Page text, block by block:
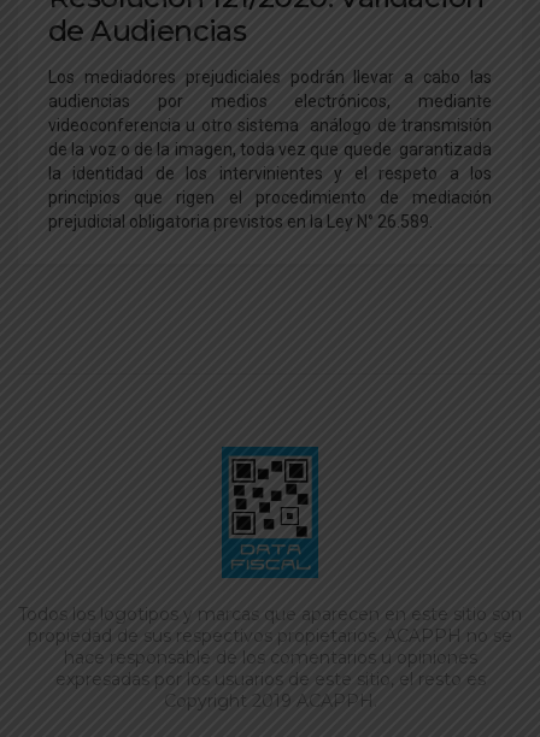
de Audiencias
Los mediadores prejudiciales podrán llevar a cabo las
audiencias por medios electrónicos, mediante
videoconferencia u otro sistema análogo de transmisión
de la voz o de la imagen, toda vez que quede garantizada
la identidad de los intervinientes y el respeto a los
principios que rigen el procedimiento de mediación
prejudicial obligatoria previstos en la Ley N° 26.589.
Todos los logotipos y marcas que aparecen en este sitio son
propiedad de sus respectivos propietarios. ACAPPH no se
hace responsable de los comentarios u opiniones
expresadas por los usuarios de este sitio, el resto es
Copyright 2019 ACAPPH.